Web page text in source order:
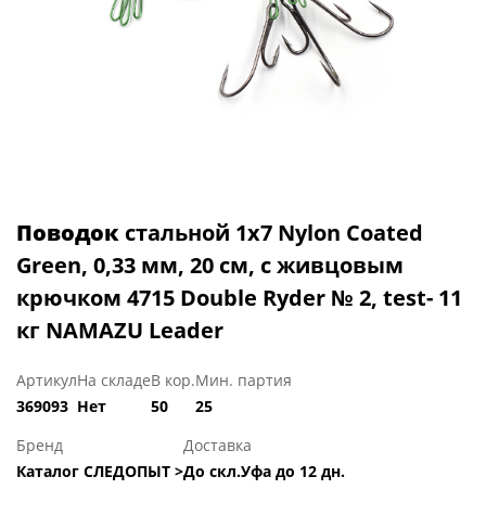
Поводок стальной 1х7 Nylon Coated
Green, 0,33 мм, 20 см, с живцовым
крючком 4715 Double Ryder № 2, test- 11
кг NAMAZU Leader
Артикул
369093
На складе
Нет
В кор.
50
Мин. партия
25
Бренд
Каталог СЛЕДОПЫТ >
Доставка
До скл.Уфа до 12 дн.